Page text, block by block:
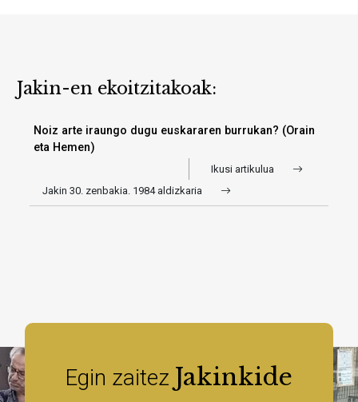
Jakin-en ekoitzitakoak:
Noiz arte iraungo dugu euskararen burrukan? (Orain
eta Hemen)
Ikusi artikulua
Jakin 30. zenbakia. 1984 aldizkaria
Egin zaitez Jakinkide